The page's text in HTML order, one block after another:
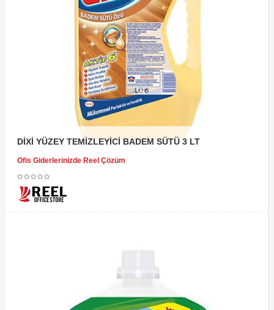
DİXİ YÜZEY TEMİZLEYİCİ BADEM SÜTÜ 3 LT
Ofis Giderlerinizde Reel Çözüm